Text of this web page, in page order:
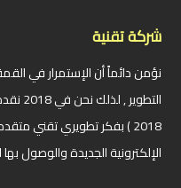
شركة تقنية
نؤمن دائماً أن الإستمرار في
2018 ) بفكر تطويري تقني
الإلكترونية الجديدة والوصول